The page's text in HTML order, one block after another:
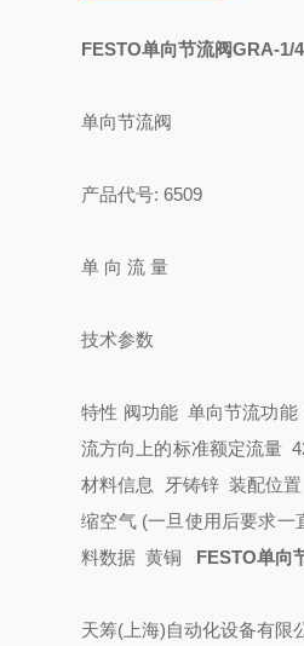
FESTO单向节流阀GRA-1/
单向节流阀
产品代号: 6509
单 向 流 量
技术参数
特性 阀功能 单向节流功能
流方向上的标准额定流量
材料信息 牙铸锌 装配位
缩空气 (一旦使用后要求一
料数据 黄铜
FESTO单向
天筹(上海)自动化设备有限